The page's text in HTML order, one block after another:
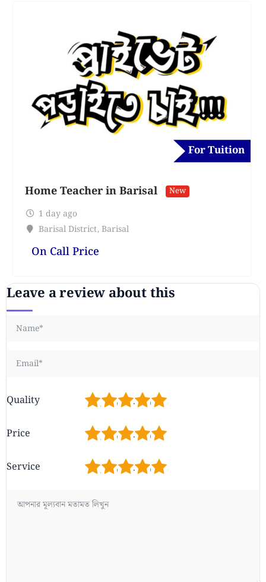
For Tuition
Home Teacher in Barisal New
1 day ago
Barisal District, Barisal
On Call Price
Leave a review about this
Quality 5
4
3
2
Price 5
4
3
2
Service 5
4
3
2